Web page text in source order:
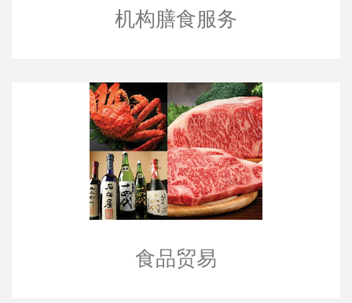
机构膳食服务
食品贸易
食品贸易